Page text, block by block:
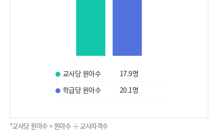
교사당 원아수 17.9명
학급당 원아수
20.1명
*교사당 원아수 = 원아수 ÷ 교사자격수